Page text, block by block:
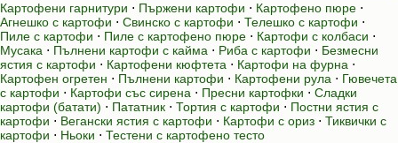
Картофени гарнитури ⋅ Пържени картофи ⋅ Картофено пюре ⋅
Агнешко с картофи ⋅ Свинско с картофи ⋅ Телешко с картофи ⋅
Пиле с картофи ⋅ Пиле с картофено пюре ⋅ Картофи с колбаси ⋅
Мусака ⋅ Пълнени картофи с кайма ⋅ Риба с картофи ⋅ Безмесни
ястия с картофи ⋅ Картофени кюфтета ⋅ Картофи на фурна ⋅
Картофен огретен ⋅ Пълнени картофи ⋅ Картофени рула ⋅ Гювечета
с картофи ⋅ Картофи със сирена ⋅ Пресни картофки ⋅ Сладки
картофи (батати) ⋅ Пататник ⋅ Тортия с картофи ⋅ Постни ястия с
картофи ⋅ Вегански ястия с картофи ⋅ Картофи с ориз ⋅ Тиквички с
картофи ⋅ Ньоки ⋅ Тестени с картофено тесто